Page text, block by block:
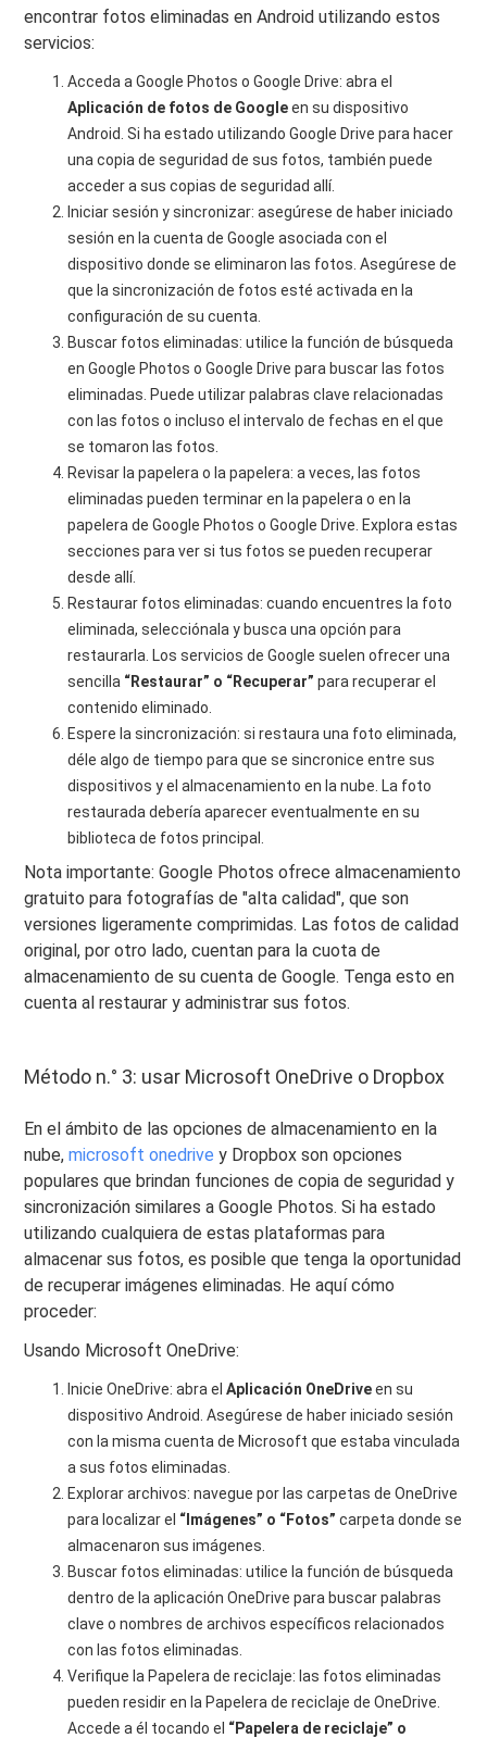
encontrar fotos eliminadas en Android utilizando estos
servicios:
Acceda a Google Photos o Google Drive: abra el
Aplicación de fotos de Googleen su dispositivo
Android. Si ha estado utilizando Google Drive para hacer
una copia de seguridad de sus fotos, también puede
acceder a sus copias de seguridad allí.
Iniciar sesión y sincronizar: asegúrese de haber iniciado
sesión en la cuenta de Google asociada con el
dispositivo donde se eliminaron las fotos. Asegúrese de
que la sincronización de fotos esté activada en la
configuración de su cuenta.
Buscar fotos eliminadas: utilice la función de búsqueda
en Google Photos o Google Drive para buscar las fotos
eliminadas. Puede utilizar palabras clave relacionadas
con las fotos o incluso el intervalo de fechas en el que
se tomaron las fotos.
Revisar la papelera o la papelera: a veces, las fotos
eliminadas pueden terminar en la papelera o en la
papelera de Google Photos o Google Drive. Explora estas
secciones para ver si tus fotos se pueden recuperar
desde allí.
Restaurar fotos eliminadas: cuando encuentres la foto
eliminada, selecciónala y busca una opción para
restaurarla. Los servicios de Google suelen ofrecer una
sencilla “Restaurar” o “Recuperar” para recuperar el
contenido eliminado.
Espere la sincronización: si restaura una foto eliminada,
déle algo de tiempo para que se sincronice entre sus
dispositivos y el almacenamiento en la nube. La foto
restaurada debería aparecer eventualmente en su
biblioteca de fotos principal.
Nota importante: Google Photos ofrece almacenamiento
gratuito para fotografías de "alta calidad", que son
versiones ligeramente comprimidas. Las fotos de calidad
original, por otro lado, cuentan para la cuota de
almacenamiento de su cuenta de Google. Tenga esto en
cuenta al restaurar y administrar sus fotos.
Método n.° 3: usar Microsoft OneDrive o Dropbox
En el ámbito de las opciones de almacenamiento en la
nube,microsoft onedrive y Dropbox son opciones
populares que brindan funciones de copia de seguridad y
sincronización similares a Google Photos. Si ha estado
utilizando cualquiera de estas plataformas para
almacenar sus fotos, es posible que tenga la oportunidad
de recuperar imágenes eliminadas. He aquí cómo
proceder:
Usando Microsoft OneDrive:
Inicie OneDrive: abra elAplicación OneDriveen su
dispositivo Android. Asegúrese de haber iniciado sesión
con la misma cuenta de Microsoft que estaba vinculada
a sus fotos eliminadas.
Explorar archivos: navegue por las carpetas de OneDrive
para localizar el “Imágenes” o “Fotos” carpeta donde se
almacenaron sus imágenes.
Buscar fotos eliminadas: utilice la función de búsqueda
dentro de la aplicación OneDrive para buscar palabras
clave o nombres de archivos específicos relacionados
con las fotos eliminadas.
Verifique la Papelera de reciclaje: las fotos eliminadas
pueden residir en la Papelera de reciclaje de OneDrive.
Accede a él tocando el “Papelera de reciclaje” o